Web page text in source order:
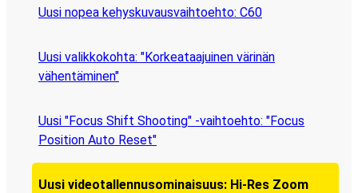
Uusi nopea kehyskuvausvaihtoehto: C60
Uusi valikkokohta: "Korkeataajuinen värinän
vähentäminen"
Uusi "Focus Shift Shooting" -vaihtoehto: "Focus
Position Auto Reset"
Uusi videotallennusominaisuus: Hi-Res Zoom